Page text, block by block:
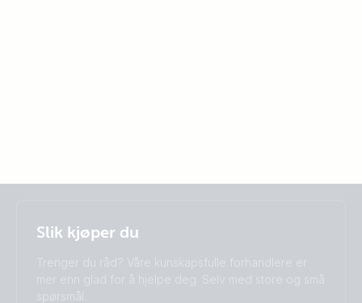
Norsk
Change language
Čeština
Dansk
Deutsch
Slik kjøper du
Trenger du råd? Våre kunskapsfulle forhandlere er
mer enn glad for å hjelpe deg. Selv med store og små
spørsmål.